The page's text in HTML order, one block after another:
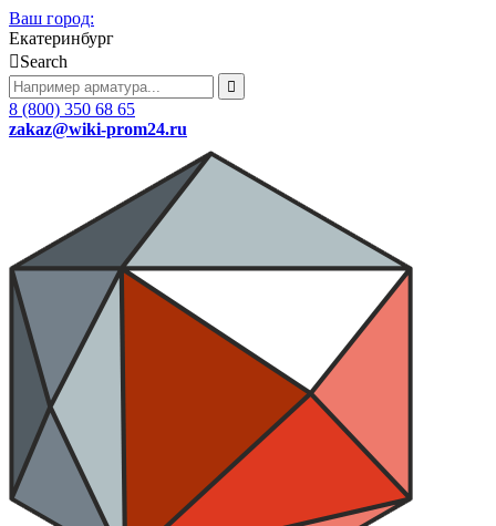
Ваш город:
Екатеринбург
Search
8 (800) 350 68 65
zakaz@wiki-prom24.ru